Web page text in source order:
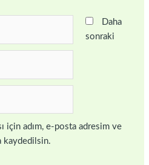
Daha
sonraki
için adım, e-posta adresim ve
kaydedilsin.